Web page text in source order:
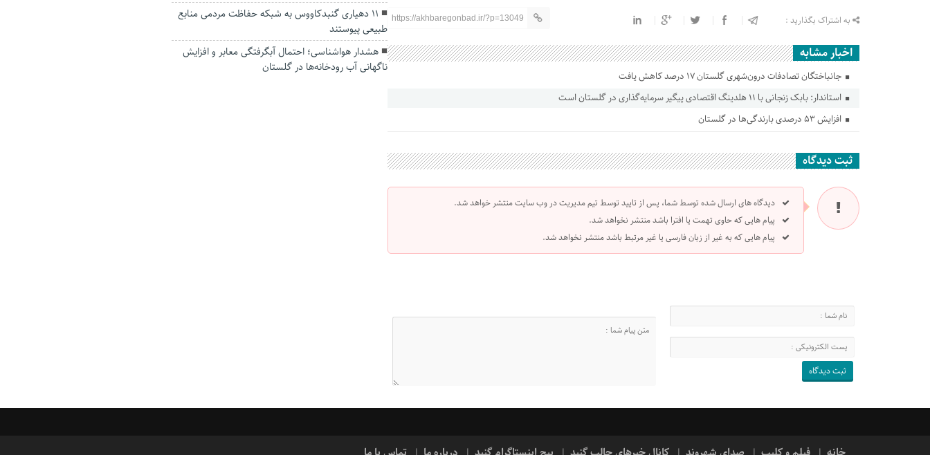
به اشتراک بگذارید : https://akhbaregonbad.ir/?p=13049
اخبار مشابه
جانباختگان تصادفات درون‌شهری گلستان ۱۷ درصد کاهش یافت
استاندار: بابک زنجانی با ۱۱ هلدینگ اقتصادی پیگیر سرمایه‌گذاری در گلستان است
افزایش ۵۳ درصدی بارندگی‌ها در گلستان
ثبت دیدگاه
دیدگاه های ارسال شده توسط شما، پس از تایید توسط تیم مدیریت در وب سایت منتشر خواهد شد.
پیام هایی که حاوی تهمت یا افترا باشد منتشر نخواهد شد.
پیام هایی که به غیر از زبان فارسی یا غیر مرتبط باشد منتشر نخواهد شد.
۱۱ دهیاری گنبدکاووس به شبکه حفاظت مردمی منابع
طبیعی پیوستند
هشدار هواشناسی؛ احتمال آبگرفتگی معابر و افزایش
ناگهانی آب رودخانه‌ها در گلستان